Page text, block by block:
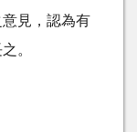
見，認為有
。